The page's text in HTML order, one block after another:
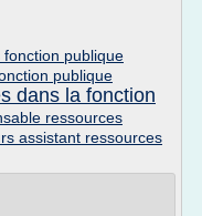
publique
publique
dans la fonction
ressources
assistant ressources